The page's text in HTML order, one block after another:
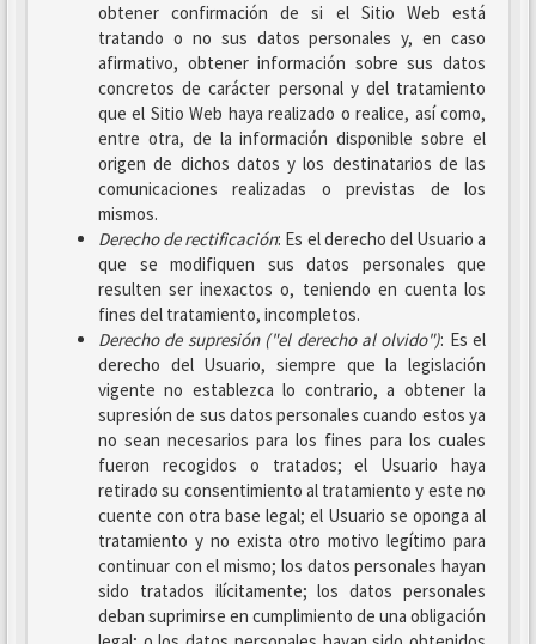
obtener confirmación de si el Sitio Web está
tratando o no sus datos personales y, en caso
afirmativo, obtener información sobre sus datos
concretos de carácter personal y del tratamiento
que el Sitio Web haya realizado o realice, así como,
entre otra, de la información disponible sobre el
origen de dichos datos y los destinatarios de las
comunicaciones realizadas o previstas de los
mismos.
Derecho de rectificación: Es el derecho del Usuario a
que se modifiquen sus datos personales que
resulten ser inexactos o, teniendo en cuenta los
fines del tratamiento, incompletos.
Derecho de supresión ("el derecho al olvido"): Es el
derecho del Usuario, siempre que la legislación
vigente no establezca lo contrario, a obtener la
supresión de sus datos personales cuando estos ya
no sean necesarios para los fines para los cuales
fueron recogidos o tratados; el Usuario haya
retirado su consentimiento al tratamiento y este no
cuente con otra base legal; el Usuario se oponga al
tratamiento y no exista otro motivo legítimo para
continuar con el mismo; los datos personales hayan
sido tratados ilícitamente; los datos personales
deban suprimirse en cumplimiento de una obligación